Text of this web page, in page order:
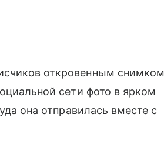
откровенным снимком
сети фото в ярком
она отправилась вместе с